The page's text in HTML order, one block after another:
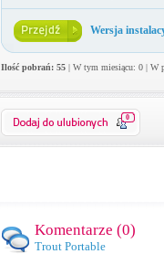
Wersja
Ilość pobrań: 55| W tym miesiącu: 0 | W
0
Komentarze (0)
Trout Portable